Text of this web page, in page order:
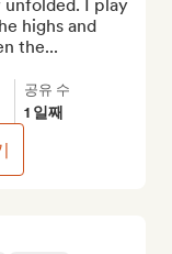
I play
highs and
the...
공유 수
1 일째